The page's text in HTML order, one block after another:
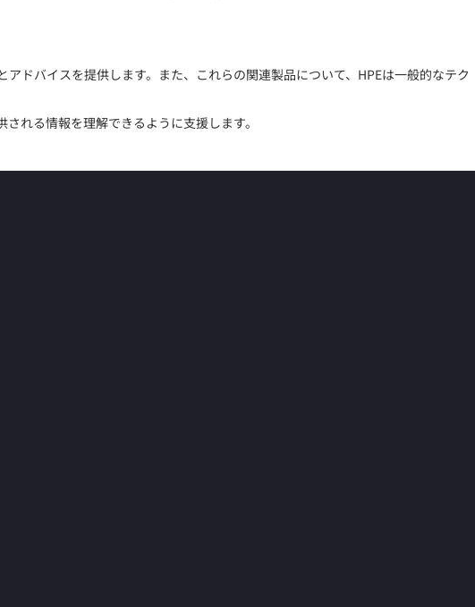
ドバイスを提供します。また、これらの関連製品について、HPEは一般的なテク
れる情報を理解できるように支援します。